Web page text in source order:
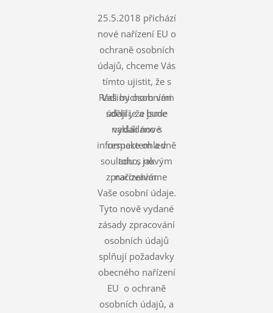
25.5.2018 přichází
nové nařízení EU o
ochraně osobních
údajů, chceme Vás
tímto ujistit, že s
Vašimi osobními
údaji je a bude
nakládáno s
respektem a v
souladu s novým
nařízením.
Rádi bychom vám
sdělili, že jsme
vydali nové
informace ohledně
toho, jak
zpracováváme
Vaše osobní údaje.
Tyto nově vydané
zásady zpracování
osobních údajů
splňují požadavky
obecného nařízení
EU o ochraně
osobních údajů, a